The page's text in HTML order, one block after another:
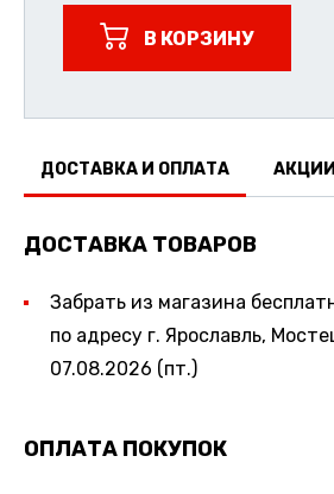
В КОРЗИНУ
ДОСТАВКА И ОПЛАТА АКЦИИ
ДОСТАВКА ТОВАРОВ
Забрать из магазина
по адресу г. Ярославль,
07.08.2026 (пт.)
ОПЛАТА ПОКУПОК